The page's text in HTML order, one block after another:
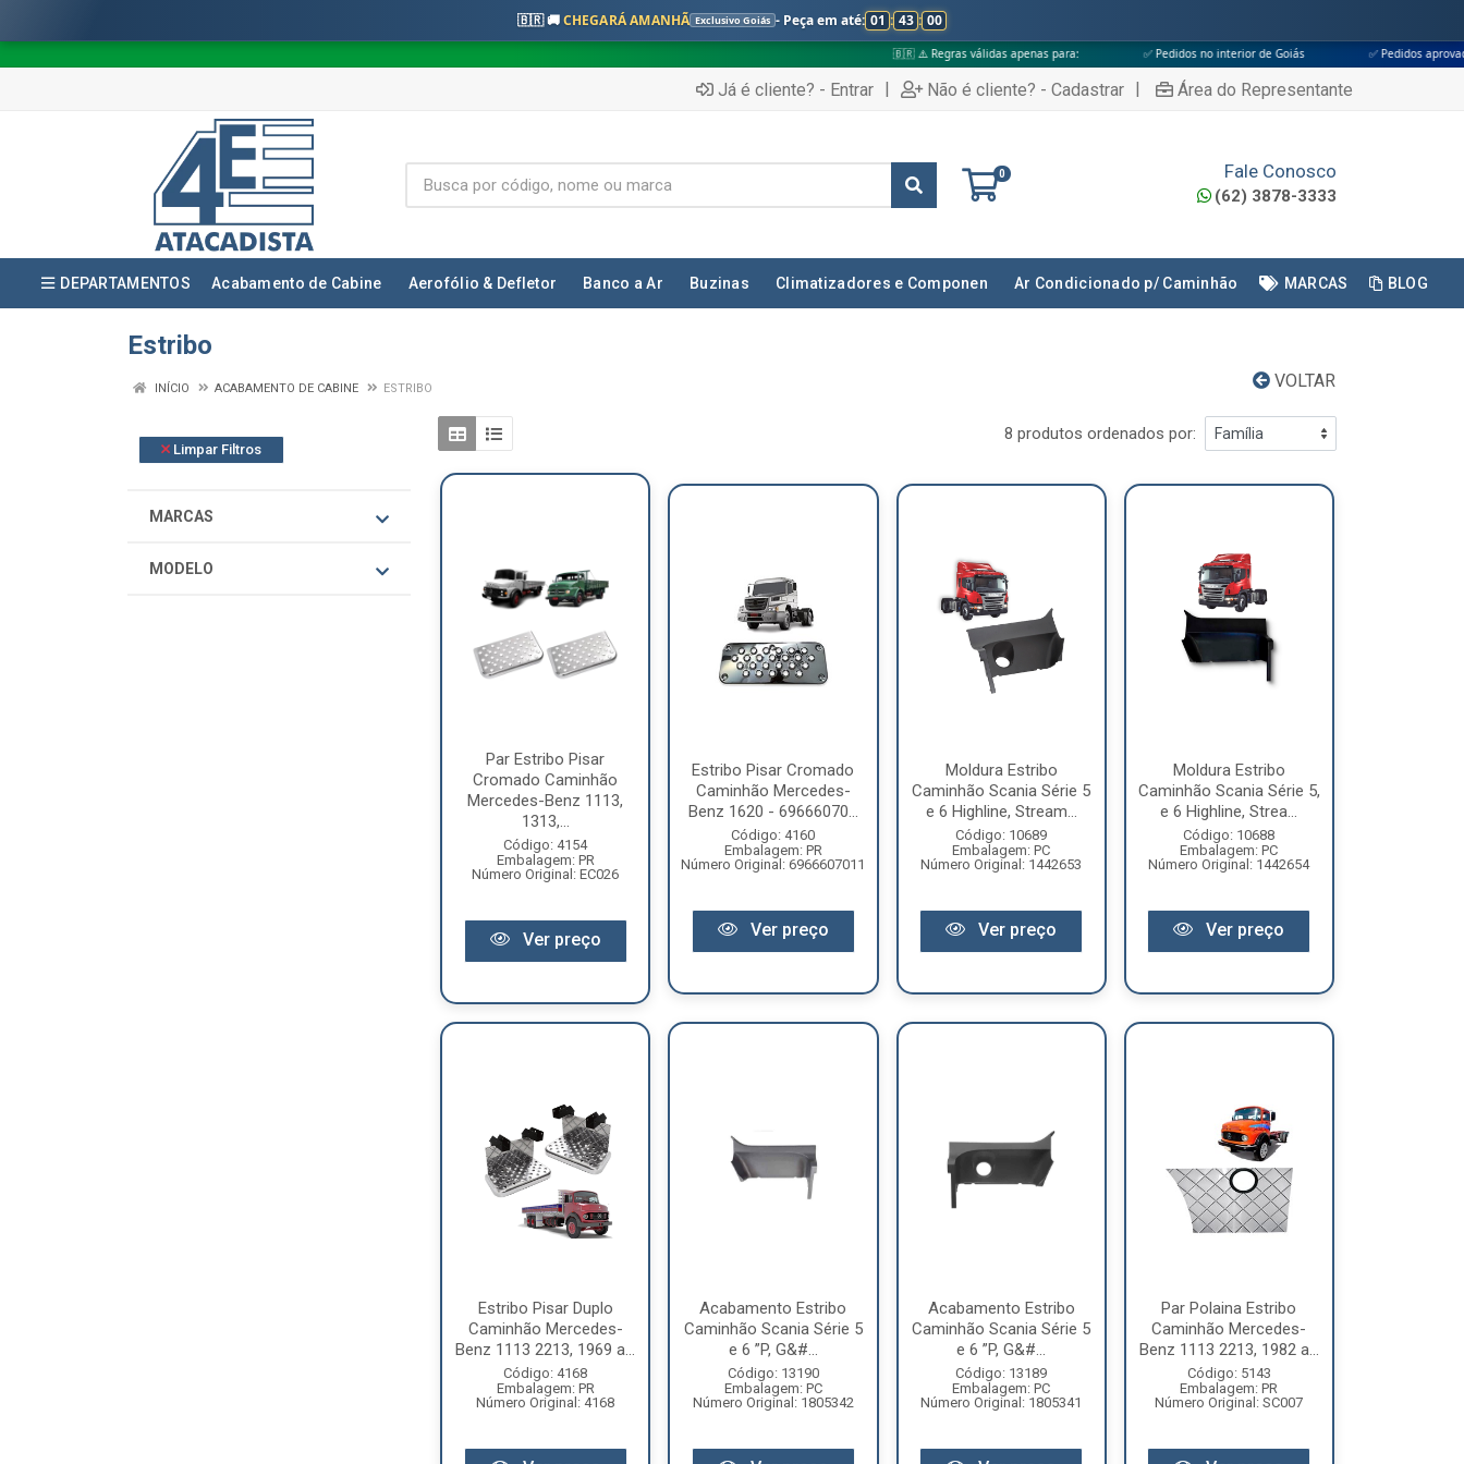
🇧🇷 🚚CHEGARÁ AMANHÃ Exclusivo Goiás - Peça em até: 01 : 42 : 59
🇧🇷 ⚠️ Regras válidas apenas para: ✅ Pedidos no interior de Goiás ✅ Pedidos aprovados até às 18h
Já é cliente? - Entrar | Não é cliente? - Cadastrar | Área do Representante
0 Fale Conosco
(62) 3878-3333
DEPARTAMENTOS Acabamento de Cabine Aerofólio & Defletor Banco a Ar Buzinas Climatizadores e Componen Ar Condicionado p/ Caminhão MARCAS BLOG
Estribo
VOLTAR
INÍCIO ACABAMENTO DE CABINE ESTRIBO
Limpar Filtros
MARCAS
MODELO
8 produtos ordenados por:
Par Estribo Pisar
Cromado Caminhão
Mercedes-Benz 1113,
1313,...
Código: 4154
Embalagem: PR
Número Original: EC026
Ver preço
Estribo Pisar Cromado
Caminhão Mercedes-
Benz 1620 - 69666070...
Código: 4160
Embalagem: PR
Número Original: 6966607011
Ver preço
Moldura Estribo
Caminhão Scania Série 5
e 6 Highline, Stream...
Código: 10689
Embalagem: PC
Número Original: 1442653
Ver preço
Moldura Estribo
Caminhão Scania Série 5,
e 6 Highline, Strea...
Código: 10688
Embalagem: PC
Número Original: 1442654
Ver preço
Estribo Pisar Duplo
Caminhão Mercedes-
Benz 1113 2213, 1969 a...
Código: 4168
Embalagem: PR
Número Original: 4168
Acabamento Estribo
Caminhão Scania Série 5
e 6 ”P, G&#...
Código: 13190
Embalagem: PC
Número Original: 1805342
Acabamento Estribo
Caminhão Scania Série 5
e 6 ”P, G&#...
Código: 13189
Embalagem: PC
Número Original: 1805341
Par Polaina Estribo
Caminhão Mercedes-
Benz 1113 2213, 1982 a...
Código: 5143
Embalagem: PR
Número Original: SC007